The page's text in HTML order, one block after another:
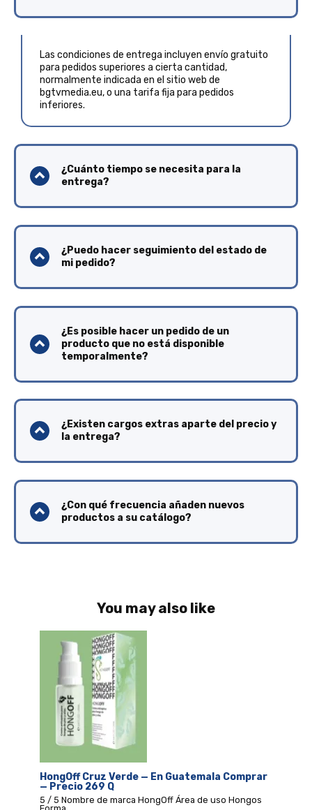
Las condiciones de entrega incluyen envío gratuito
para pedidos superiores a cierta cantidad,
normalmente indicada en el sitio web de
bgtvmedia.eu, o una tarifa fija para pedidos
inferiores.
¿Cuánto tiempo se necesita para la
entrega?
¿Puedo hacer seguimiento del estado de
mi pedido?
¿Es posible hacer un pedido de un
producto que no está disponible
temporalmente?
¿Existen cargos extras aparte del precio y
la entrega?
¿Con qué frecuencia añaden nuevos
productos a su catálogo?
You may also like
HongOff Cruz Verde — En Guatemala Comprar
— Precio 269 Q
5 / 5 Nombre de marca HongOff Área de uso Hongos